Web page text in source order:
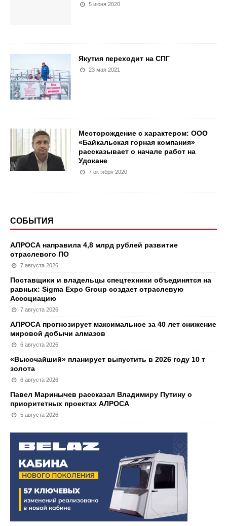
5 июня 2020
Якутия переходит на СПГ
23 мая 2021
Месторождение с характером: ООО
«Байкальская горная компания»
рассказывает о начале работ на
Удокане
7 октября 2020
СОБЫТИЯ
АЛРОСА направила 4,8 млрд рублей развитие
отраслевого ПО
7 августа 2026
Поставщики и владельцы спецтехники объединятся на
равных: Sigma Expo Group создает отраслевую
Ассоциацию
7 августа 2026
АЛРОСА прогнозирует максимальное за 40 лет снижение
мировой добычи алмазов
6 августа 2026
«Высочайший» планирует выпустить в 2026 году 10 т
золота
6 августа 2026
Павел Маринычев рассказал Владимиру Путину о
приоритетных проектах АЛРОСА
5 августа 2026